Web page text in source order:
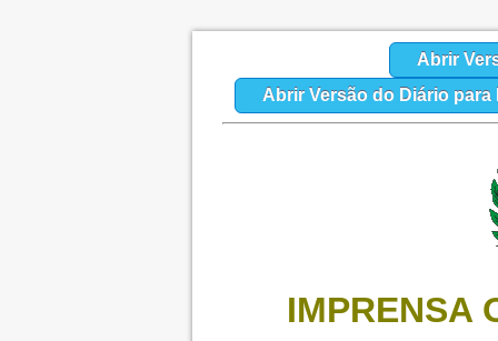
Abrir
Abrir Versão do Diário para
IMPRENSA